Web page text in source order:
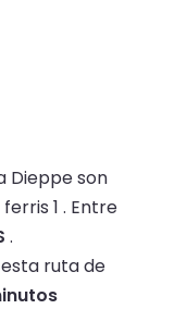
Dieppe son
1 . Entre
.
ruta de